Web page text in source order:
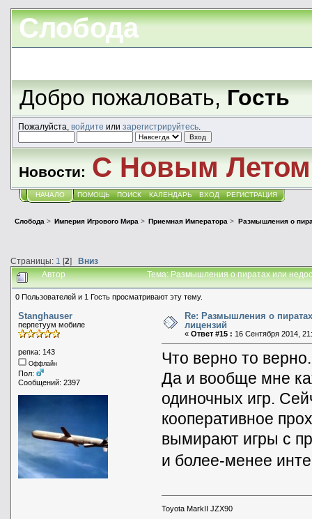
Слобода
Добро пожаловать,Гость
Пожалуйста, войдите или зарегистрируйтесь.
Новости: С Новым
НАЧАЛО ПОМОЩЬ ПОИСК КАЛЕНДАРЬ ВХОД РЕГИСТРАЦИЯ
Слобода > Империя Игрового Мира > Приемная Императора > Размышления о
Страницы: 1 [2] Вниз
Автор Тема: Размышления о пиратах или
0 Пользователей и 1 Гость просматривают эту тему.
Stanghauser
перпетуум мобиле
репка: 143
Оффлайн
Пол:
Сообщений: 2397
Re: Размышления о
лицензий
« Ответ #15 : 16 Сентября 2014,
Что верно то верно.
Да и вообще мне
одиночных игр.
кооперативное
вымирают игры с
и более-менее
Toyota MarkII JZX90